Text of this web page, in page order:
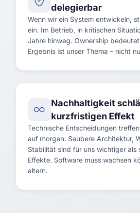
delegierbar
Wenn wir ein System entwickeln,
ein. Im Betrieb, in kritischen
Jahre hinweg. Ownership
Ergebnis ist unser Thema – nicht
Nachhaltigkeit
kurzfristigen Effekt
Technische Entscheidungen
auf morgen. Saubere Architektur,
Stabilität sind für uns wichtiger als
Effekte. Software muss wachsen
altern.